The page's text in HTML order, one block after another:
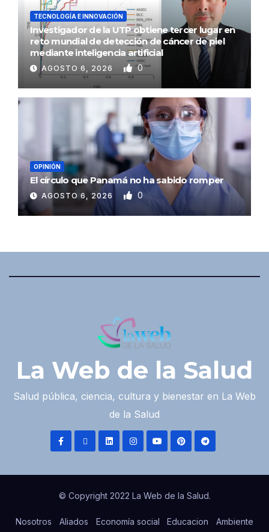
TECNOLOGÍA E INNOVACIÓN
Investigador de la UTP obtiene tercer lugar en
reto mundial de detección de cáncer de piel
mediante inteligencia artificial
AGOSTO 6, 2026 0
OPINIÓN
El círculo que Panamá no ha sabido romper
AGOSTO 6, 2026 0
La Web de la Salud
Salud pública, ciencia, cultura y bienestar en La Web
de la Salud
© Copyright 2022 La Web de la Salud.
Nosotros Aliados Economía social Educacion Ambiente